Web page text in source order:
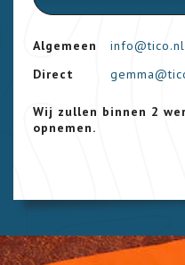
Algemeen
info@tico.nl
Direct
Wij zullen binnen 2
opnemen.